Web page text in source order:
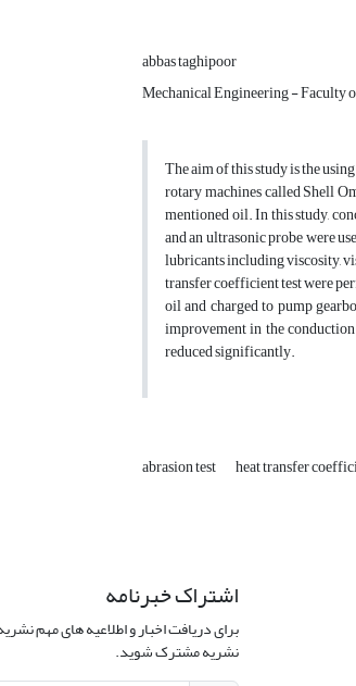
abbas taghipoor
Mechanical Engineering -
The aim of this study is the
rotary machines called Shell
mentioned oil. In this study,
and an ultrasonic probe were
lubricants including viscosity,
transfer coefficient test were
oil and charged to pump
improvement in the
reduced significantly.
abrasion test heat transfer
اشتراک خبرنامه
برای دریافت اخبار و اطلاعیه های مهم
نشریه مشترک شوید.